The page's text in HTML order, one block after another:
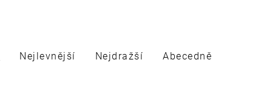
Nejlevnější Nejdražší Abecedně